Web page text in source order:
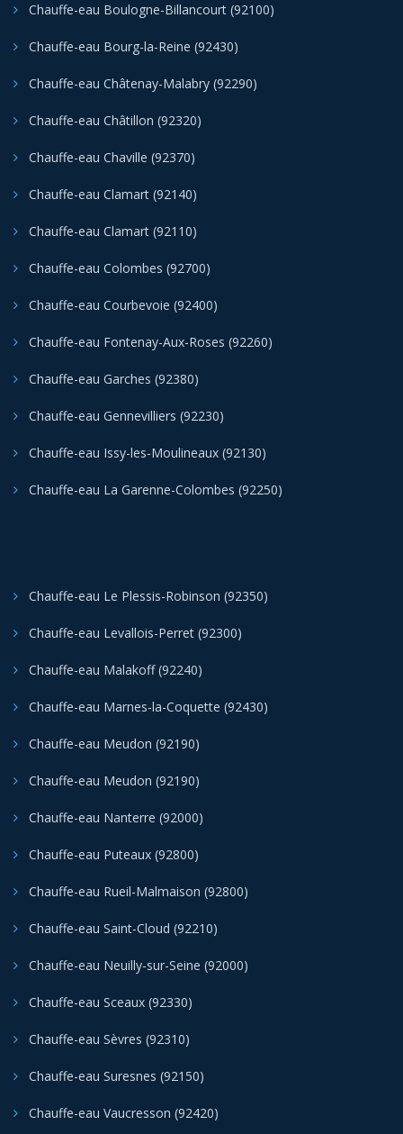
Chauffe-eau Boulogne-Billancourt (92100)
Chauffe-eau Bourg-la-Reine (92430)
Chauffe-eau Châtenay-Malabry (92290)
Chauffe-eau Châtillon (92320)
Chauffe-eau Chaville (92370)
Chauffe-eau Clamart (92140)
Chauffe-eau Clamart (92110)
Chauffe-eau Colombes (92700)
Chauffe-eau Courbevoie (92400)
Chauffe-eau Fontenay-Aux-Roses (92260)
Chauffe-eau Garches (92380)
Chauffe-eau Gennevilliers (92230)
Chauffe-eau Issy-les-Moulineaux (92130)
Chauffe-eau La Garenne-Colombes (92250)
Chauffe-eau Le Plessis-Robinson (92350)
Chauffe-eau Levallois-Perret (92300)
Chauffe-eau Malakoff (92240)
Chauffe-eau Marnes-la-Coquette (92430)
Chauffe-eau Meudon (92190)
Chauffe-eau Meudon (92190)
Chauffe-eau Nanterre (92000)
Chauffe-eau Puteaux (92800)
Chauffe-eau Rueil-Malmaison (92800)
Chauffe-eau Saint-Cloud (92210)
Chauffe-eau Neuilly-sur-Seine (92000)
Chauffe-eau Sceaux (92330)
Chauffe-eau Sèvres (92310)
Chauffe-eau Suresnes (92150)
Chauffe-eau Vaucresson (92420)